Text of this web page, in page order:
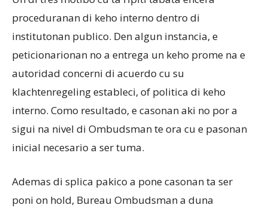
proceduranan di keho interno dentro di
institutonan publico. Den algun instancia, e
peticionarionan no a entrega un keho prome na e
autoridad concerni di acuerdo cu su
klachtenregeling estableci, of politica di keho
interno. Como resultado, e casonan aki no por a
sigui na nivel di Ombudsman te ora cu e pasonan
inicial necesario a ser tuma.
Ademas di splica pakico a pone casonan ta ser
poni on hold, Bureau Ombudsman a duna